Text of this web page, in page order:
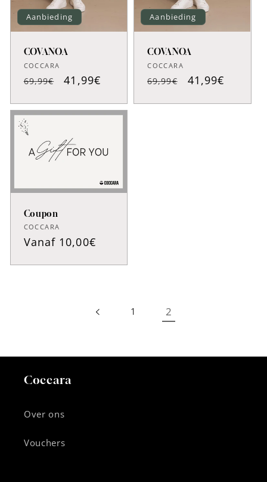
Aanbieding
COVANOA
Verkoper:
COCCARA
Normale
69,99€ Aanbiedingsprijs
41,99€
Aanbieding
COVANOA
Verkoper:
COCCARA
Normale
69,99€ 41,99€
Coupon
Verkoper:
COCCARA
Normale
Vanaf 10,00€
1 2
Coccara
Over ons
Vouchers